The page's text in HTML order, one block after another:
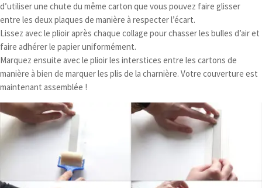
d’utiliser une chute du même carton que vous pouvez faire glisser
entre les deux plaques de manière à respecter l’écart.
Lissez avec le plioir après chaque collage pour chasser les bulles d’air et
faire adhérer le papier uniformément.
Marquez ensuite avec le plioir les interstices entre les cartons de
manière à bien de marquer les plis de la charnière. Votre couverture est
maintenant assemblée !